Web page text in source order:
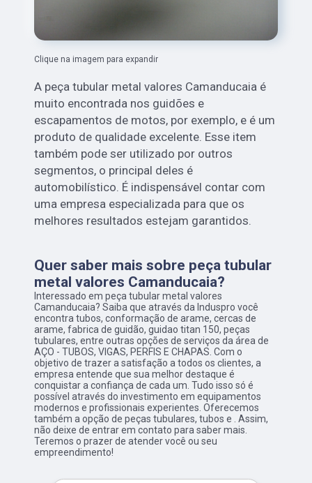
Clique na imagem para expandir
A peça tubular metal valores Camanducaia é
muito encontrada nos guidões e
escapamentos de motos, por exemplo, e é um
produto de qualidade excelente. Esse item
também pode ser utilizado por outros
segmentos, o principal deles é
automobilístico. É indispensável contar com
uma empresa especializada para que os
melhores resultados estejam garantidos.
Quer saber mais sobre peça tubular
metal valores Camanducaia?
Interessado em peça tubular metal valores
Camanducaia? Saiba que através da Induspro você
encontra tubos, conformação de arame, cercas de
arame, fabrica de guidão, guidao titan 150, peças
tubulares, entre outras opções de serviços da área de
AÇO - TUBOS, VIGAS, PERFIS E CHAPAS. Com o
objetivo de trazer a satisfação a todos os clientes, a
empresa entende que sua melhor destaque é
conquistar a confiança de cada um. Tudo isso só é
possível através do investimento em equipamentos
modernos e profissionais experientes. Oferecemos
também a opção de peças tubulares, tubos e . Assim,
não deixe de entrar em contato para saber mais.
Teremos o prazer de atender você ou seu
empreendimento!